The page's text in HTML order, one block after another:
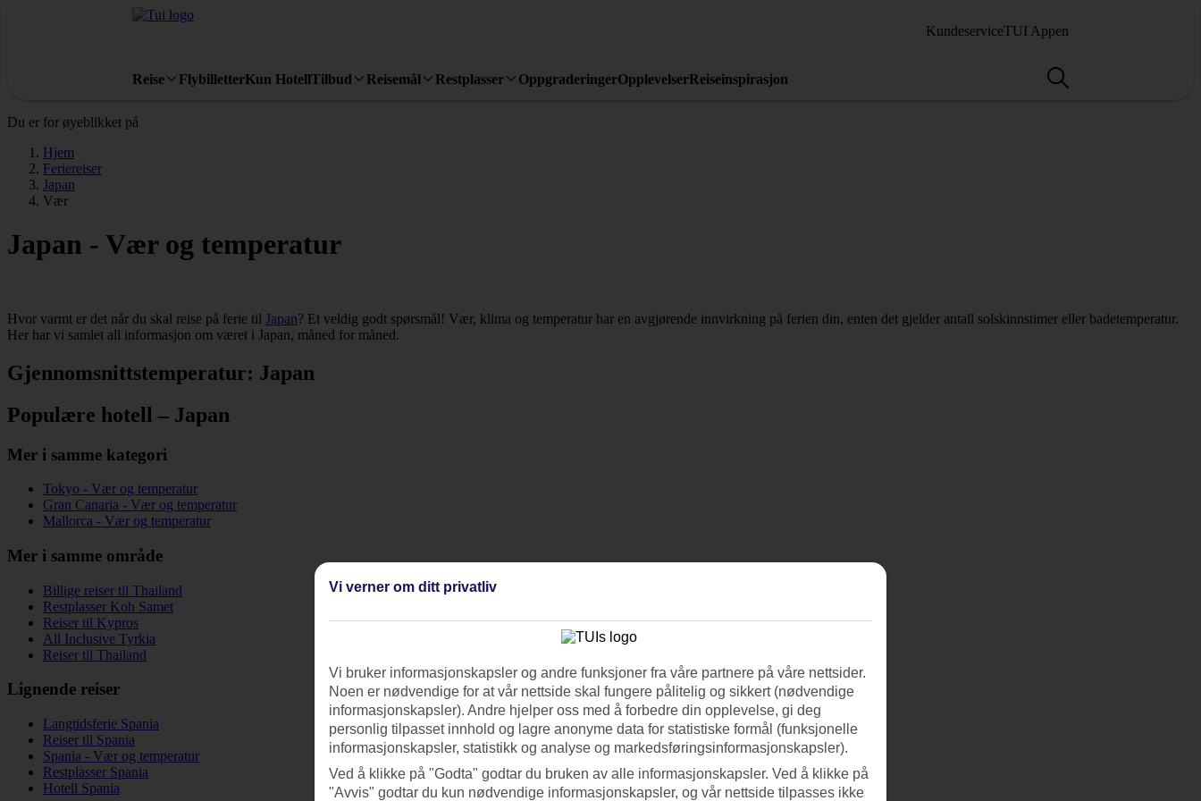
KundeserviceTUI Appen
Reise FlybilletterKun HotellTilbud Reisemål Restplasser OppgraderingerOpplevelserReiseinspirasjon
Du er for øyeblikket på
Hjem
Feriereiser
Japan
Vær
Japan - Vær og temperatur
Hvor varmt er det når du skal reise på ferie til Japan? Et veldig godt spørsmål! Vær, klima og temperatur har en avgjørende innvirkning på ferien din, enten det gjelder antall solskinnstimer eller badetemperatur.
Her har vi samlet all informasjon om været i Japan, måned for måned.
Gjennomsnittstemperatur: Japan
Populære hotell – Japan
Mer i samme kategori
Tokyo - Vær og temperatur
Gran Canaria - Vær og temperatur
Mallorca - Vær og temperatur
Mer i samme område
Billige reiser til Thailand
Restplasser Koh Samet
Reiser til Kypros
All Inclusive Tyrkia
Reiser til Thailand
Lignende reiser
Langtidsferie Spania
Reiser til Spania
Spania - Vær og temperatur
Restplasser Spania
Hotell Spania
Vi verner om ditt privatliv
Vi bruker informasjonskapsler og andre funksjoner fra våre partnere på våre nettsider.
Noen er nødvendige for at vår nettside skal fungere pålitelig og sikkert (nødvendige
informasjonskapsler). Andre hjelper oss med å forbedre din opplevelse, gi deg
personlig tilpasset innhold og lagre anonyme data for statistiske formål (funksjonelle
informasjonskapsler, statistikk og analyse og markedsføringsinformasjonskapsler).
Ved å klikke på "Godta" godtar du bruken av alle informasjonskapsler. Ved å klikke på
"Avvis" godtar du kun nødvendige informasjonskapsler, og vår nettside tilpasses ikke